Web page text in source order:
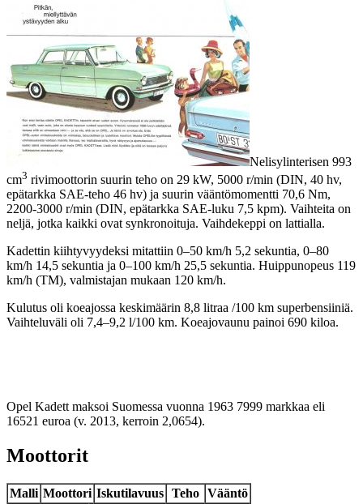
Nelisylinterisen 993
cm3 rivimoottorin suurin teho on 29 kW, 5000 r/min (DIN, 40 hv,
epätarkka SAE-teho 46 hv) ja suurin vääntömomentti 70,6 Nm,
2200-3000 r/min (DIN, epätarkka SAE-luku 7,5 kpm). Vaihteita on
neljä, jotka kaikki ovat synkronoituja. Vaihdekeppi on lattialla.
Kadettin kiihtyvyydeksi mitattiin 0–50 km/h 5,2 sekuntia, 0–80
km/h 14,5 sekuntia ja 0–100 km/h 25,5 sekuntia. Huippunopeus 119
km/h (TM), valmistajan mukaan 120 km/h.
Kulutus oli koeajossa keskimäärin 8,8 litraa /100 km superbensiiniä.
Vaihteluväli oli 7,4–9,2 l/100 km. Koeajovaunu painoi 690 kiloa.
Opel Kadett maksoi Suomessa vuonna 1963 7999 markkaa eli
16521 euroa (v. 2013, kerroin 2,0654).
Moottorit
Malli Moottori Iskutilavuus Teho Vääntö